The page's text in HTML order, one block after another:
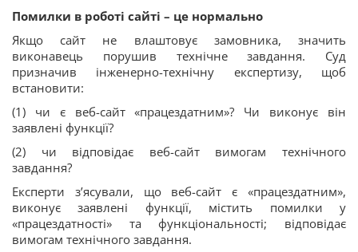
Помилки в роботі сайті – це нормально
Якщо сайт не влаштовує замовника, значить
виконавець порушив технічне завдання. Суд
призначив інженерно-технічну експертизу, щоб
встановити:
(1) чи є веб-сайт «працездатним»? Чи виконує він
заявлені функції?
(2) чи відповідає веб-сайт вимогам технічного
завдання?
Експерти з’ясували, що веб-сайт є «працездатним»,
виконує заявлені функції, містить помилки у
«працездатності» та функціональності; відповідає
вимогам технічного завдання.